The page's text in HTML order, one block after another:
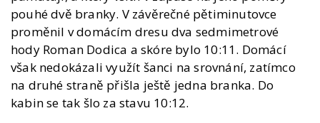
pouhé dvě branky. V závěrečné pětiminutovce
proměnil v domácím dresu dva sedmimetrové
hody Roman Dodica a skóre bylo 10:11. Domácí
však nedokázali využít šanci na srovnání, zatímco
na druhé straně přišla ještě jedna branka. Do
kabin se tak šlo za stavu 10:12.